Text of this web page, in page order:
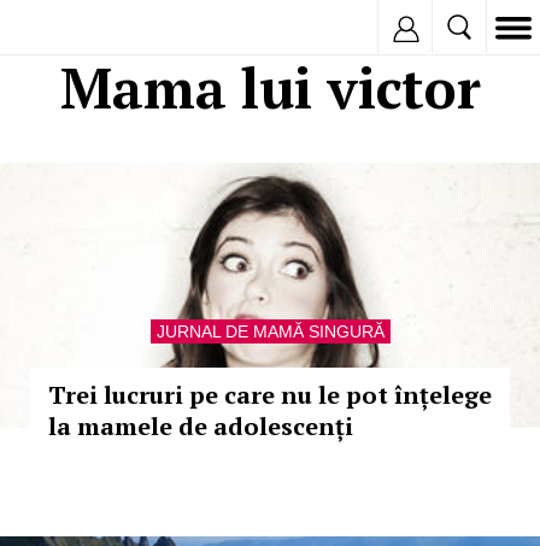
Mama lui victor
JURNAL DE MAMĂ SINGURĂ
Trei lucruri pe care nu le pot înțelege
la mamele de adolescenți